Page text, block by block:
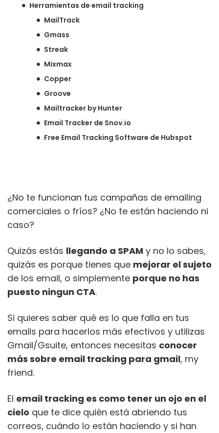
Herramientas de email tracking
MailTrack
Gmass
Streak
Mixmax
Copper
Groove
Mailtracker by Hunter
Email Tracker de Snov.io
Free Email Tracking Software de Hubspot
¿No te funcionan tus campañas de emailing
comerciales o fríos? ¿No te están haciendo ni
caso?
Quizás estás llegando a SPAM y no lo sabes,
quizás es porque tienes que mejorar el sujeto
de los email, o simplemente porque no has
puesto ningun CTA.
Si quieres saber qué es lo que falla en tus
emails para hacerlos más efectivos y utilizas
Gmail/Gsuite, entonces necesitas conocer
más sobre email tracking para gmail, my
friend.
El email tracking es como tener un ojo en el
cielo que te dice quién está abriendo tus
correos, cuándo lo están haciendo y si han